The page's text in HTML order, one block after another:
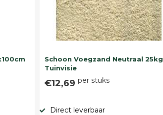
Schoon Voegzand Neutraal 25kg
Tuinvisie
€12,69per stuks
Direct leverbaar